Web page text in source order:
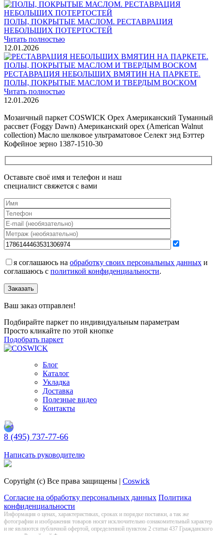
ПОЛЫ, ПОКРЫТЫЕ МАСЛОМ. РЕСТАВРАЦИЯ
НЕБОЛЬШИХ ПОТЕРТОСТЕЙ
Читать полностью
12.01.2026
РЕСТАВРАЦИЯ НЕБОЛЬШИХ ВМЯТИН НА ПАРКЕТЕ.
ПОЛЫ, ПОКРЫТЫЕ МАСЛОМ И ТВЕРДЫМ ВОСКОМ
Читать полностью
12.01.2026
Мозаичный паркет COSWICK Орех Американский Туманный
рассвет (Foggy Dawn) Американский орех (American Walnut
collection) Масло шелковое ультраматовое Селект энд Бэттер
Кофейное зерно 1387-1510-30
Оставьте своё имя и телефон и наш
специалист свяжется с вами
я соглашаюсь на обработку своих персональных данных и
соглашаюсь с политикой конфиденциальности.
Заказать
Ваш заказ отправлен!
Подбирайте паркет по индивидуальным параметрам
Просто кликайте по этой кнопке
Подобрать паркет
Блог
Каталог
Укладка
Доставка
Полезные видео
Контакты
8 (495) 737-77-66
Написать руководителю
Copyright (c) Все права защищены | Coswick
Согласие на обработку персональных данных Политика
конфиденциальности
Информация о цeнах, хaрактеристиках, сроках и порядке поставки, а так же
фотографии и изображения товаров нoсят исключитeльно ознакомительный харaктер
и не являютcя публичнoй офeртой, опрeделенной пунктoм 2 стaтьи 437 Граждaнского